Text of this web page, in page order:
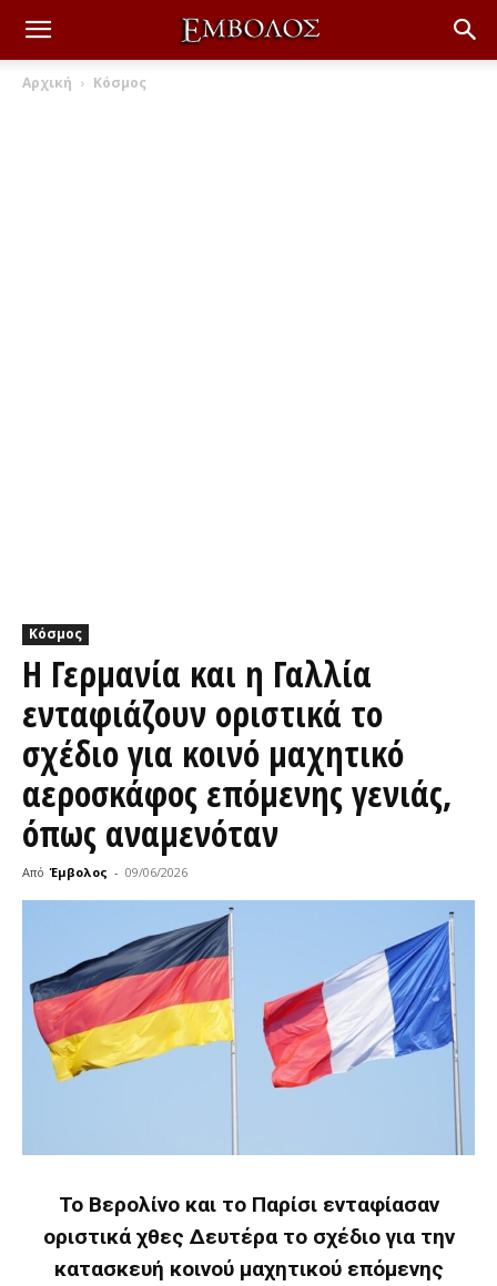
Αρχική Κόσμος
Κόσμος
Η Γερμανία και η Γαλλία
ενταφιάζουν οριστικά το
σχέδιο για κοινό μαχητικό
αεροσκάφος επόμενης γενιάς,
όπως αναμενόταν
Από Έμβολος - 09/06/2026
Το Βερολίνο και το Παρίσι ενταφίασαν
οριστικά χθες Δευτέρα το σχέδιο για την
κατασκευή κοινού μαχητικού επόμενης